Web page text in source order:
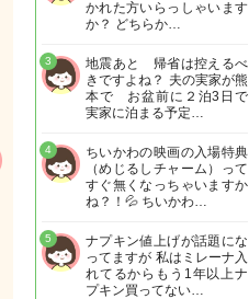
かれた方いらっしゃいます
か？ どちらか…
地震あと 帰省は控えるべ
きですよね？ 夫の実家が熊
本で お盆前に２泊3日で
実家に泊まる予定…
3
ちいかわの映画の入場特典
（めじるしチャーム）って
すぐ無くなっちゃいますか
ね？！💦 ちいかわ…
4
ナプキン値上げが話題にな
ってますが 私はミレーナ入
れてるからもう1年以上ナ
プキン買ってない…
5